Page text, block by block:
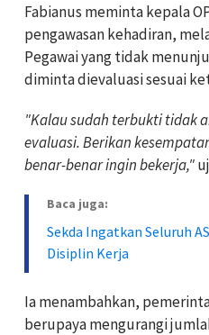
Fabianus meminta kepala
pengawasan kehadiran,
Pegawai yang tidak
diminta dievaluasi sesuai
"Kalau sudah terbukti tidak
evaluasi. Berikan
benar-benar ingin bekerja,"
Baca juga:
Sekda Ingatkan Seluruh
Disiplin Kerja
Ia menambahkan,
berupaya mengurangi